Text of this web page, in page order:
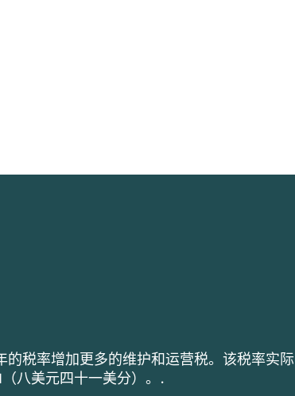
税率增加更多的维护和运营税。该税率实际
八美元四十一美分）。.